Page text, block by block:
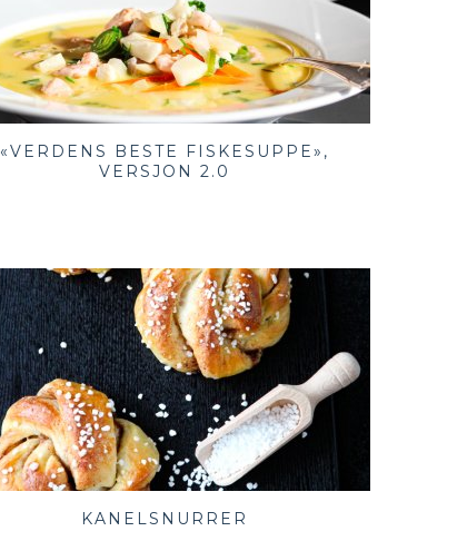
«VERDENS BESTE FISKESUPPE»,
VERSJON 2.0
KANELSNURRER